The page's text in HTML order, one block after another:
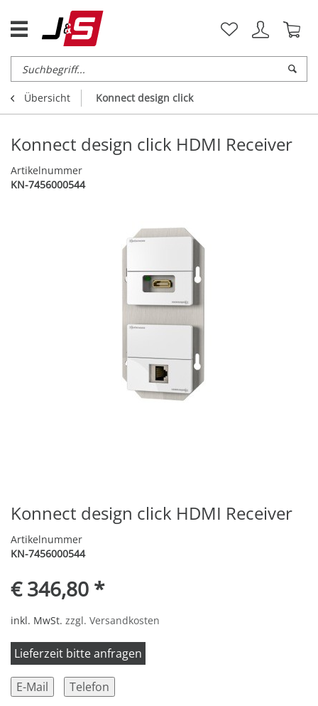
Übersicht Konnect design click
Konnect design click HDMI Receiver
Artikelnummer
KN-7456000544
Konnect design click HDMI Receiver
Artikelnummer
KN-7456000544
€ 346,80 *
inkl. MwSt. zzgl. Versandkosten
Lieferzeit bitte anfragen
E-Mail Telefon